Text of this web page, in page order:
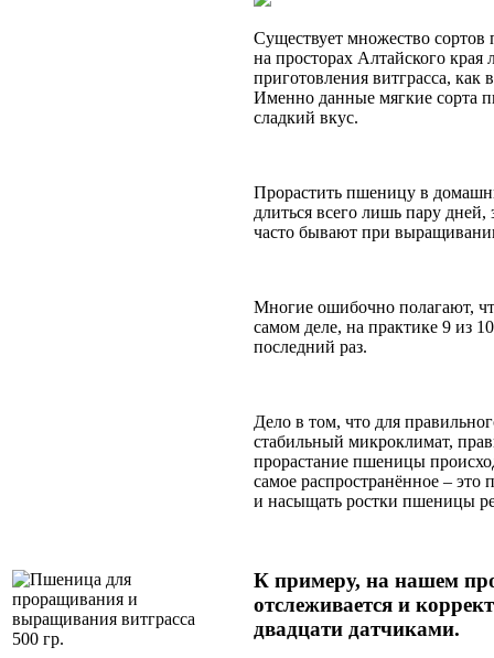
Существует множество
на просторах Алтайского
приготовления витграсса,
Именно данные мягкие сорта
сладкий вкус.
Прорастить пшеницу в
длиться всего лишь пару
часто бывают при
Многие ошибочно полагают,
самом деле, на практике 9 из
последний раз.
Дело в том, что для
стабильный микроклимат,
прорастание пшеницы
самое распространённое – это
и насыщать ростки пшеницы
К примеру, на нашем
отслеживается и
двадцати датчиками.